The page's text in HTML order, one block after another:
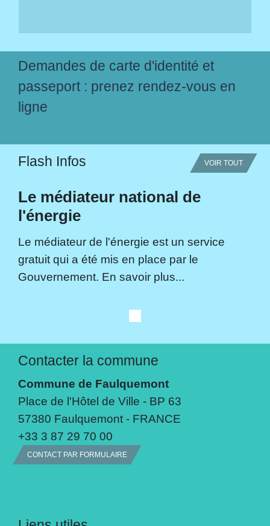
Demandes de carte d'identité et
passeport : prenez rendez-vous en
ligne
Flash Infos VOIR TOUT
Le médiateur national de
l'énergie
Le médiateur de l'énergie est un service
gratuit qui a été mis en place par le
Gouvernement. En savoir plus...
Contacter la commune
Commune de Faulquemont
Place de l'Hôtel de Ville - BP 63
57380 Faulquemont - FRANCE
+33 3 87 29 70 00
CONTACT PAR FORMULAIRE